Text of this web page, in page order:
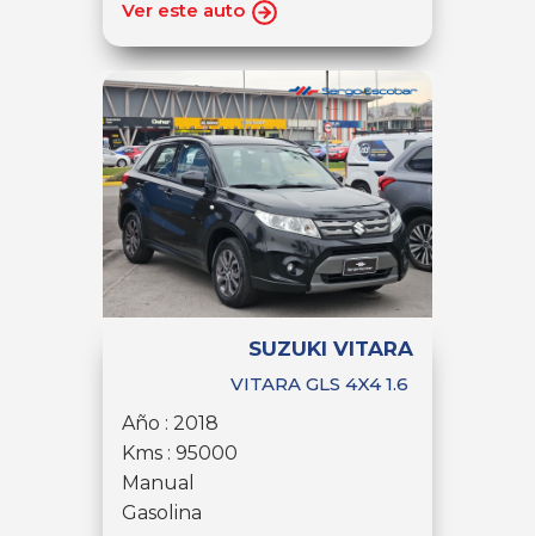
Ver este auto
SUZUKI VITARA
VITARA GLS 4X4 1.6
Año : 2018
Kms : 95000
Manual
Gasolina